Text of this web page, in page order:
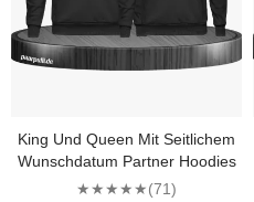
King Und Queen Mit Seitlichem
Wunschdatum Partner Hoodies
★★★★★(71)